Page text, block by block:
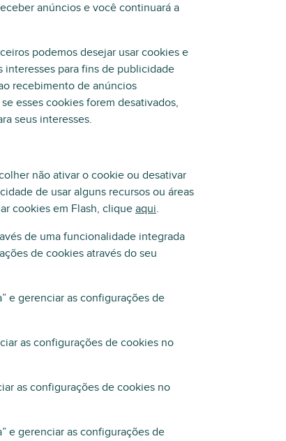
anúncios e você continuará a
podemos desejar usar cookies e
para fins de publicidade
recebimento de anúncios
esses cookies forem desativados,
seus interesses.
não ativar o cookie ou desativar
de usar alguns recursos ou áreas
cookies em Flash, clique aqui.
de uma funcionalidade integrada
de cookies através do seu
e gerenciar as configurações de
as configurações de cookies no
as configurações de cookies no
e gerenciar as configurações de